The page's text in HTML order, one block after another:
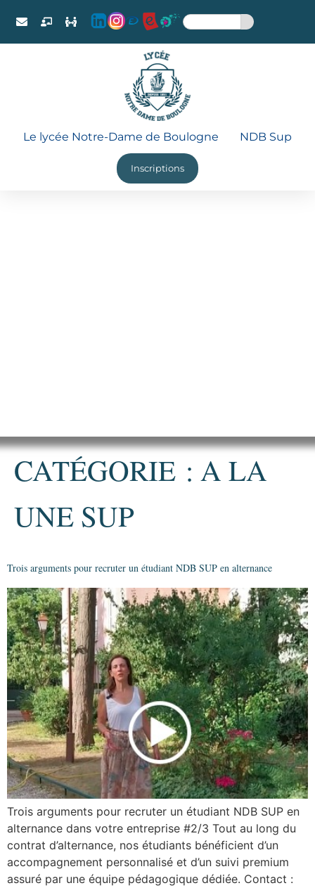
Le lycée Notre-Dame de Boulogne NDB Sup
Inscriptions
CATÉGORIE : A LA
UNE SUP
Trois arguments pour recruter un étudiant NDB SUP en alternance
Trois arguments pour recruter un étudiant NDB SUP en
alternance dans votre entreprise #2/3 Tout au long du
contrat d’alternance, nos étudiants bénéficient d’un
accompagnement personnalisé et d’un suivi premium
assuré par une équipe pédagogique dédiée. Contact :